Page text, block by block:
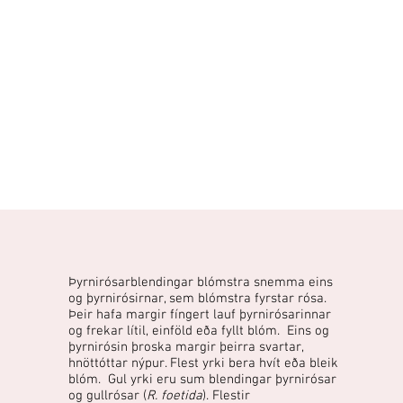
Þyrnirósarblendingar blómstra snemma eins
og þyrnirósirnar, sem blómstra fyrstar rósa.
Þeir hafa margir fíngert lauf þyrnirósarinnar
og frekar lítil, einföld eða fyllt blóm. Eins og
þyrnirósin þroska margir þeirra svartar,
hnöttóttar nýpur. Flest yrki bera hvít eða bleik
blóm. Gul yrki eru sum blendingar þyrnirósar
og gullrósar (R. foetida). Flestir